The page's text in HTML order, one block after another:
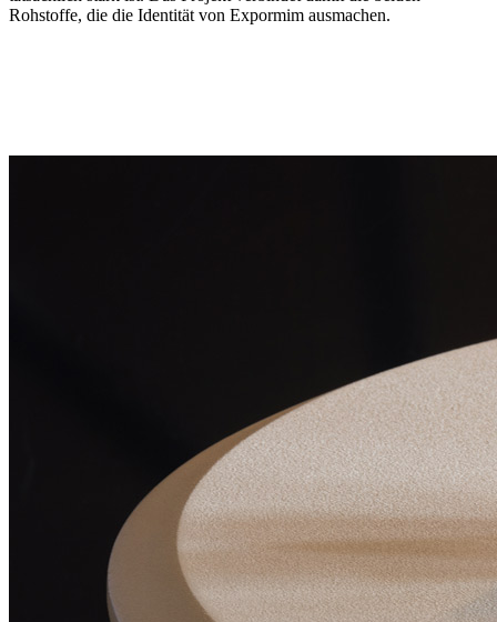
Rohstoffe, die die Identität von Expormim ausmachen.